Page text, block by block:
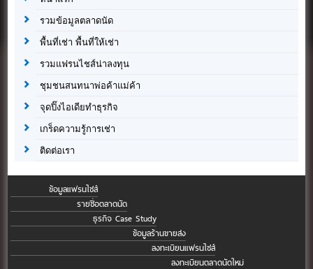
รวมข้อมูลตลาดนัด
พื้นที่เช่า พื้นที่ให้เช่า
รวมแฟรนไชส์น่าลงทุน
ชุมชนสนทนาพ่อค้าแม่ค้า
จุดปิ๊งไอเดียทำธุรกิจ
เกร็ดความรู้การเช่า
ติดต่อเรา
ข้อมูลแฟรนไชส์
รายชื่อตลาดนัด
ธุรกิจ Case Study
ข้อมูลร้านขายส่ง
ลงทะเบียนแฟรนไชส์
ลงทะเบียนตลาดนัดใหม่